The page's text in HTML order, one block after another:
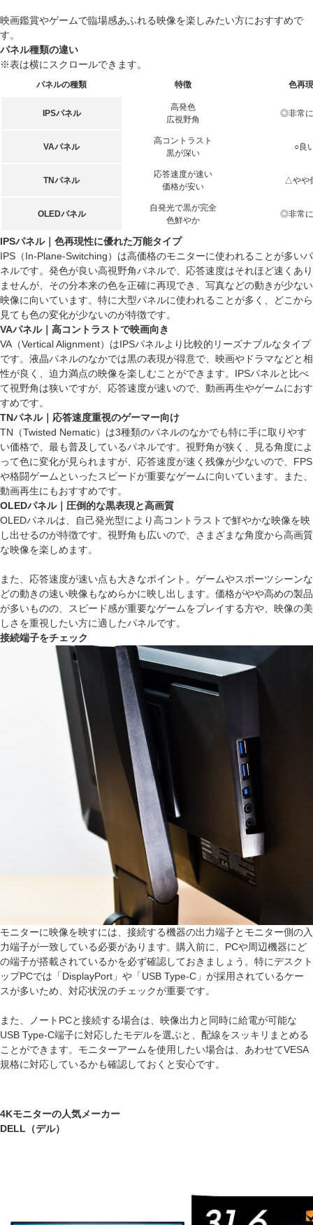
映画鑑賞やゲームで臨場感あふれる映像を楽しみたい方におすすめで
す。
パネル種類の違い
※表は横にスクロールできます。
パネルの種類 特徴 色再
IPSパネル
高発色
広視野角
◎非常
VAパネル
高コントラスト
黒が深い
○良
TNパネル
応答速度が速い
価格が安い
△やや
OLEDパネル
自発光で黒が完全
色鮮やか
◎非常
IPSパネル｜色再現性に優れた万能タイプ
IPS（In-Plane-Switching）は高価格のモニターに使われることが多いパ
ネルです。発色が良い高視野角パネルで、応答速度はそれほど速くあり
ませんが、その分本来の色を正確に再現でき、写真などの動きが少ない
映像に向いています。特に大型パネルに使われることが多く、どこから
見ても色の変化が少ないのが特徴です。
VAパネル｜高コントラストで映画向き
VA（Vertical Alignment）はIPSパネルより比較的リーズナブルなタイプ
です。液晶パネルのなかでは黒の表現が得意で、映画やドラマなどと相
性が良く、迫力満点の映像を楽しむことができます。IPSパネルと比べ
て視野角は狭いですが、応答速度が速いので、動画再生やゲームにおす
すめです。
TNパネル｜応答速度重視のゲーマー向け
TN（Twisted Nematic）は3種類のパネルのなかでも特に手に取りやす
い価格で、最も普及しているパネルです。視野角が狭く、見る角度によ
って色に変化が見られますが、応答速度が速く残像が少ないので、FPS
や格闘ゲームといったスピードが重要なゲームに向いています。また、
動画再生にもおすすめです。
OLEDパネル｜圧倒的な黒表現と高画質
OLEDパネルは、自己発光型により高コントラストで鮮やかな映像を映
し出せるのが特徴です。視野角も広いので、さまざまな角度から高画質
な映像を楽しめます。
また、応答速度が速い点も大きなポイント。ゲームやスポーツシーンな
どの動きの速い映像もなめらかに映し出します。価格がやや高めの製品
が多いものの、スピード感が重要なゲームをプレイする方や、映像の美
しさを重視したい方に適したパネルです。
接続端子をチェック
モニターに映像を映すには、接続する機器の出力端子とモニター側の入
力端子が一致している必要があります。購入前に、PCや周辺機器にど
の端子が搭載されているかを必ず確認しておきましょう。特にデスクト
ップPCでは「DisplayPort」や「USB Type-C」が採用されているケー
スが多いため、対応状況のチェックが重要です。
また、ノートPCと接続する場合は、映像出力と同時に給電が可能な
USB Type-C端子に対応したモデルを選ぶと、配線をスッキリまとめる
ことができます。モニターアームを使用したい場合は、あわせてVESA
規格に対応しているかも確認しておくと安心です。
4Kモニターの人気メーカー
DELL（デル）